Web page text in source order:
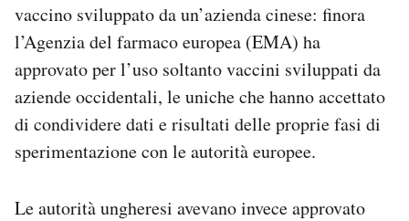
Area Personale
Newsletter
Notifiche mobile
Regala il Post
Hai bisogno di aiuto?
Esci
vaccino sviluppato da un’azienda cinese: finora
l’Agenzia del farmaco europea (EMA) ha
approvato per l’uso soltanto vaccini sviluppati da
aziende occidentali, le uniche che hanno accettato
di condividere dati e risultati delle proprie fasi di
sperimentazione con le autorità europee.
Le autorità ungheresi avevano invece approvato